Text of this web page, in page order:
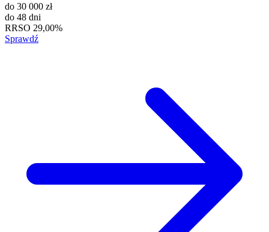
do 30 000 zł
do 48 dni
RRSO 29,00%
Sprawdź